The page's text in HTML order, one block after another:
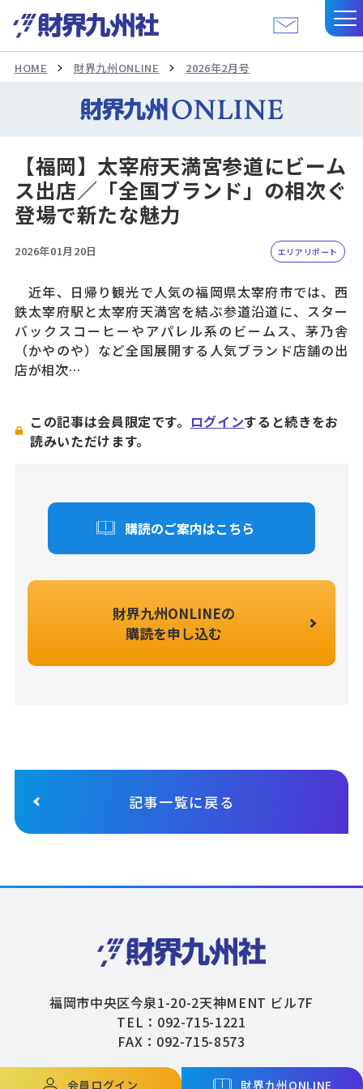
HOME 財界九州ONLINE 2026年2月号
【福岡】太宰府天満宮参道にビーム
ス出店／「全国ブランド」の相次ぐ
登場で新たな魅力
2026年01月20日 エリアリポート
近年、日帰り観光で人気の福岡県太宰府市では、西
鉄太宰府駅と太宰府天満宮を結ぶ参道沿道に、スター
バックスコーヒーやアパレル系のビームス、茅乃舎
（かやのや）など全国展開する人気ブランド店舗の出
店が相次…
この記事は会員限定です。 ログインすると続きをお
読みいただけます。
購読のご案内はこちら
財界九州ONLINEの
購読を申し込む
記事一覧に戻る
会員ログイン 財界九州ONLINE
福岡市中央区今泉1-20-2天神MENT ビル7F
TEL：092-715-1221
FAX：092-715-8573